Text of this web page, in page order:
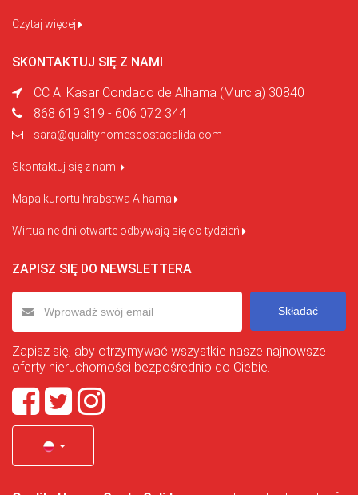
Czytaj więcej
SKONTAKTUJ SIĘ Z NAMI
CC Al Kasar Condado de Alhama (Murcia) 30840
868 619 319 - 606 072 344
sara@qualityhomescostacalida.com
Skontaktuj się z nami
Mapa kurortu hrabstwa Alhama
Wirtualne dni otwarte odbywają się co tydzień
ZAPISZ SIĘ DO NEWSLETTERA
Składać
Zapisz się, aby otrzymywać wszystkie nasze najnowsze
oferty nieruchomości bezpośrednio do Ciebie.